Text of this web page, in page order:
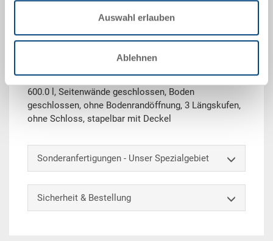
Auswahl erlauben
Ablehnen
Technische Daten
Palettenbehälter Schwerlast-PALOXE mit Stülpdeckel,
PE, Behälter silbergrau RAL 7001, Deckel dunkelgrau,
aussen 1200x1000x830 mm, innen 1120x920x600 mm,
600.0 l, Seitenwände geschlossen, Boden
geschlossen, ohne Bodenrandöffnung, 3 Längskufen,
ohne Schloss, stapelbar mit Deckel
Sonderanfertigungen - Unser Spezialgebiet
Sicherheit & Bestellung